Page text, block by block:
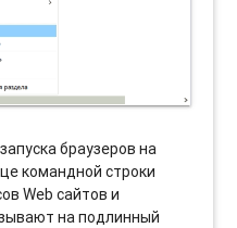
браузеров на
командной строки
Web сайтов и
на подлинный